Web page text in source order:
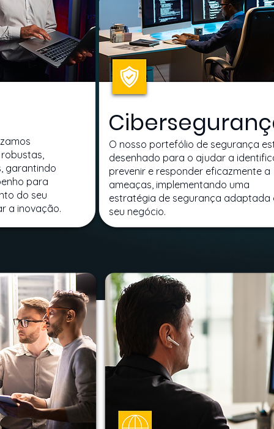
garantindo
para
do seu
a inovação.
O nosso portefólio de segurança
desenhado para o ajudar a
prevenir e responder eficazmente a
ameaças, implementando uma
estratégia de segurança adaptada
seu negócio.